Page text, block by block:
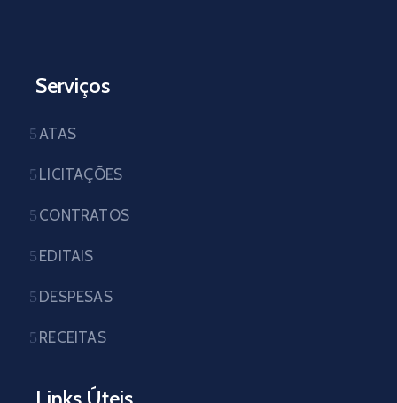
Serviços
ATAS
LICITAÇÕES
CONTRATOS
EDITAIS
DESPESAS
RECEITAS